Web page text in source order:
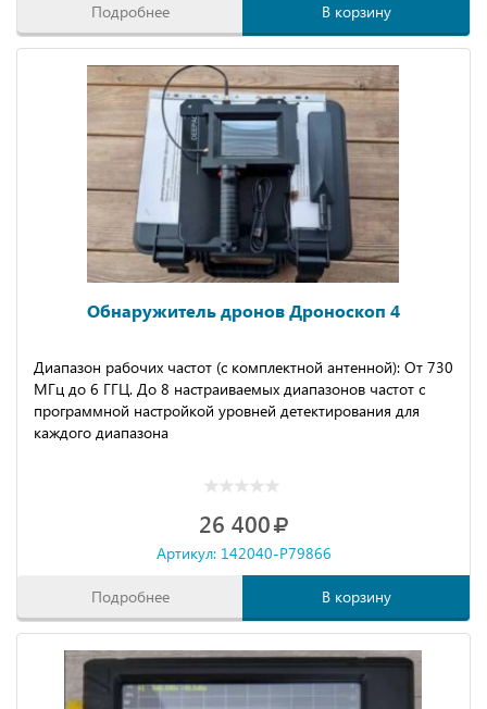
Подробнее В корзину
Обнаружитель дронов Дроноскоп 4
Диапазон рабочих частот (с комплектной антенной): От 730
МГц до 6 ГГЦ. До 8 настраиваемых диапазонов частот с
программной настройкой уровней детектирования для
каждого диапазона
26 400
Артикул: 142040-P79866
Подробнее В корзину